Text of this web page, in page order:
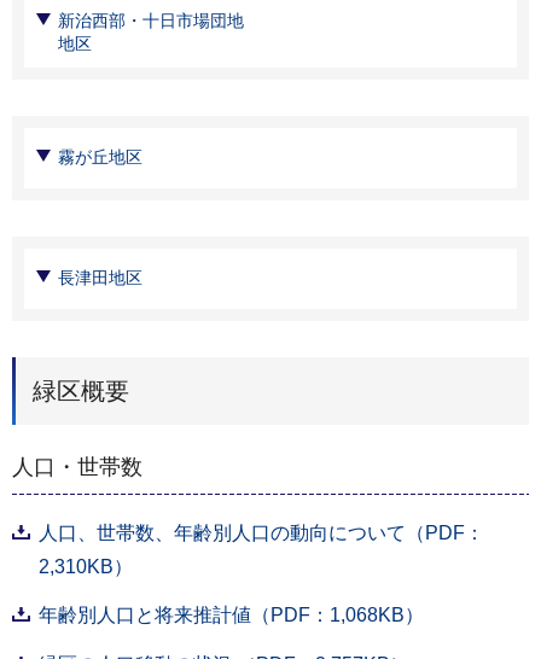
新治西部・十日市場団地
地区
霧が丘地区
長津田地区
緑区概要
人口・世帯数
人口、世帯数、年齢別人口の動向について（PDF：
2,310KB）
年齢別人口と将来推計値（PDF：1,068KB）